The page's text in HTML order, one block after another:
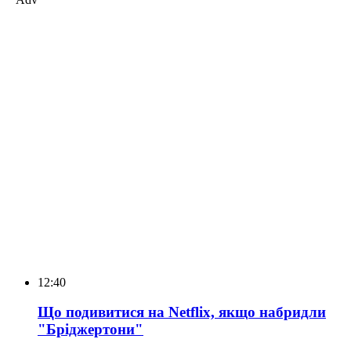
12:40
Що подивитися на Netflix, якщо набридли
"Бріджертони"